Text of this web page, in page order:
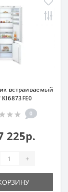
встраиваемый
0
225р.
+